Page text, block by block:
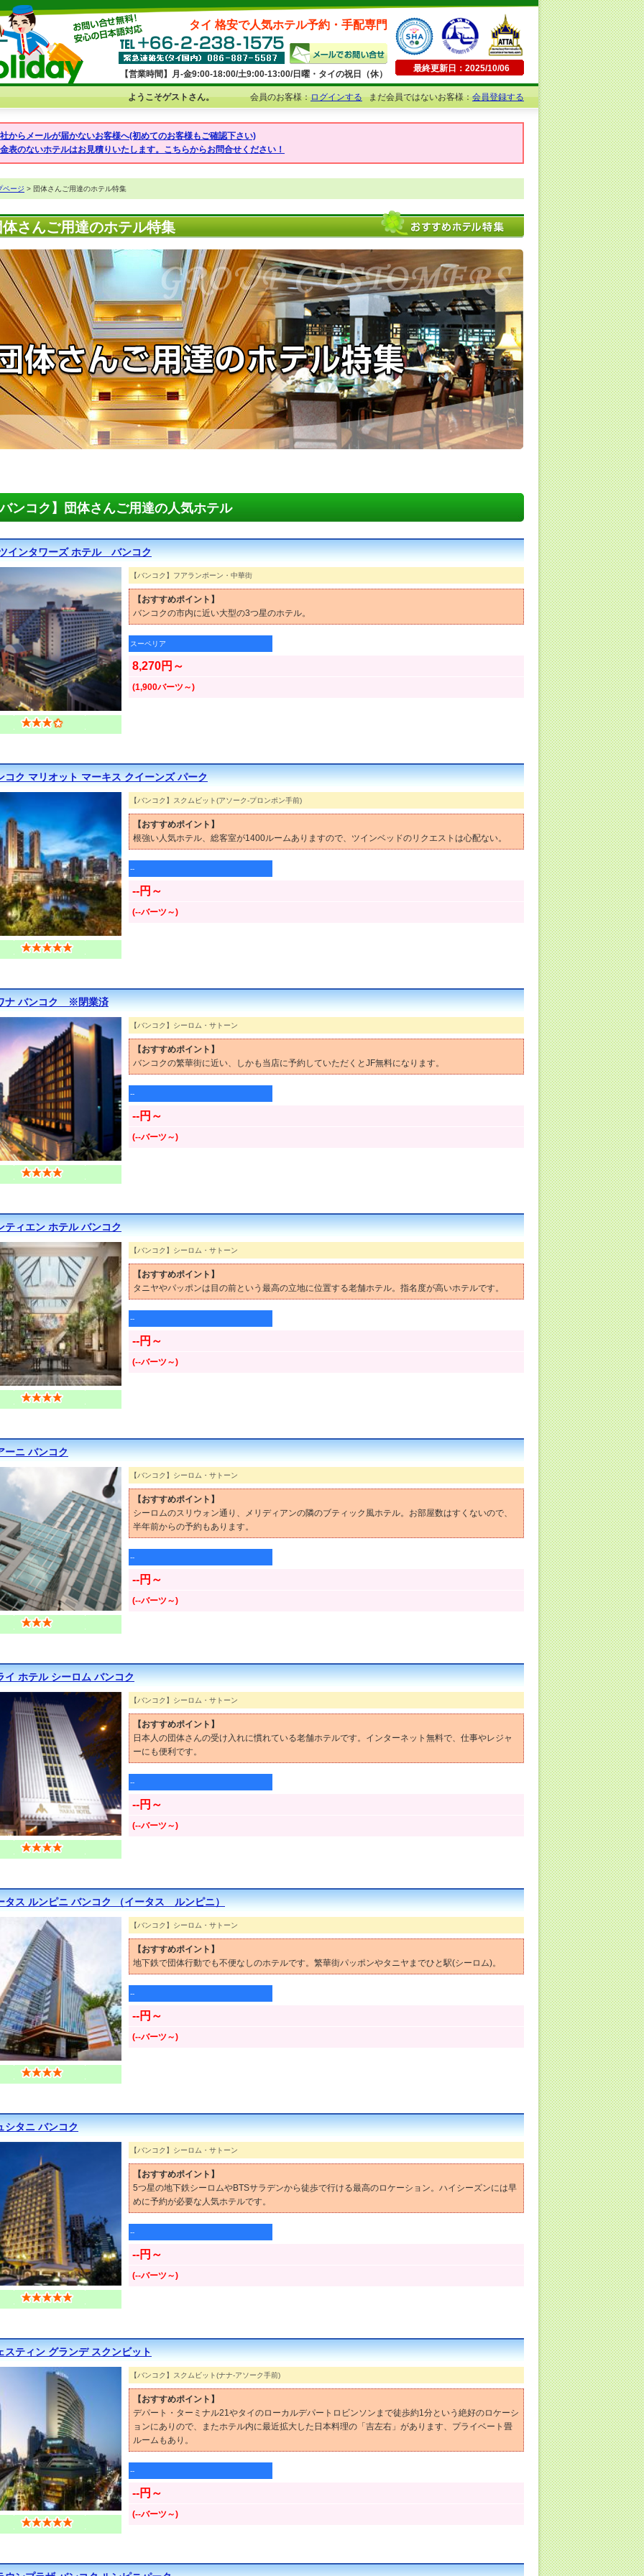
タイ 格安で人気ホテル予約・手配専門
【営業時間】月-金9:00-18:00/土9:00-13:00/日曜・タイの祝日（休）
最終更新日：2025/10/06
ようこそゲストさん。 会員のお客様：ログインするまだ会員ではないお客様：会員登録する
からメールが届かないお客様へ(初めてのお客様もご確認下さい)
表のないホテルはお見積りいたします。こちらからお問合せください！
ページ > 団体さんご用達のホテル特集
体さんご用達のホテル特集
ンコク】団体さんご用達の人気ホテル
インタワーズ ホテル バンコク
【バンコク】フアランポーン・中華街
【おすすめポイント】
バンコクの市内に近い大型の3つ星のホテル。
スーペリア
8,270円～
(1,900バーツ～)
コク マリオット マーキス クイーンズ パーク
【バンコク】スクムビット(アソーク-プロンポン手前)
【おすすめポイント】
根強い人気ホテル、総客室が1400ルームありますので、ツインベッドのリクエストは心配ない。
--
--円～
(--バーツ～)
ナ バンコク ※閉業済
【バンコク】シーロム・サトーン
【おすすめポイント】
バンコクの繁華街に近い、しかも当店に予約していただくとJF無料になります。
--
--円～
(--バーツ～)
ティエン ホテル バンコク
【バンコク】シーロム・サトーン
【おすすめポイント】
タニヤやパッポンは目の前という最高の立地に位置する老舗ホテル。指名度が高いホテルです。
--
--円～
(--バーツ～)
ーニ バンコク
【バンコク】シーロム・サトーン
【おすすめポイント】
シーロムのスリウォン通り、メリディアンの隣のブティック風ホテル。お部屋数はすくないので、
半年前からの予約もあります。
--
--円～
(--バーツ～)
イ ホテル シーロム バンコク
【バンコク】シーロム・サトーン
【おすすめポイント】
日本人の団体さんの受け入れに慣れている老舗ホテルです。インターネット無料で、仕事やレジャ
ーにも便利です。
--
--円～
(--バーツ～)
タス ルンピニ バンコク （イータス ルンピニ）
【バンコク】シーロム・サトーン
【おすすめポイント】
地下鉄で団体行動でも不便なしのホテルです。繁華街パッポンやタニヤまでひと駅(シーロム)。
--
--円～
(--バーツ～)
シタニ バンコク
【バンコク】シーロム・サトーン
【おすすめポイント】
5つ星の地下鉄シーロムやBTSサラデンから徒歩で行ける最高のロケーション。ハイシーズンには早
めに予約が必要な人気ホテルです。
--
--円～
(--バーツ～)
スティン グランデ スクンビット
【バンコク】スクムビット(ナナ-アソーク手前)
【おすすめポイント】
デパート・ターミナル21やタイのローカルデパートロビンソンまで徒歩約1分という絶好のロケーシ
ョンにありので、またホテル内に最近拡大した日本料理の「吉左右」があります、プライベート畳
ルームもあり。
--
--円～
(--バーツ～)